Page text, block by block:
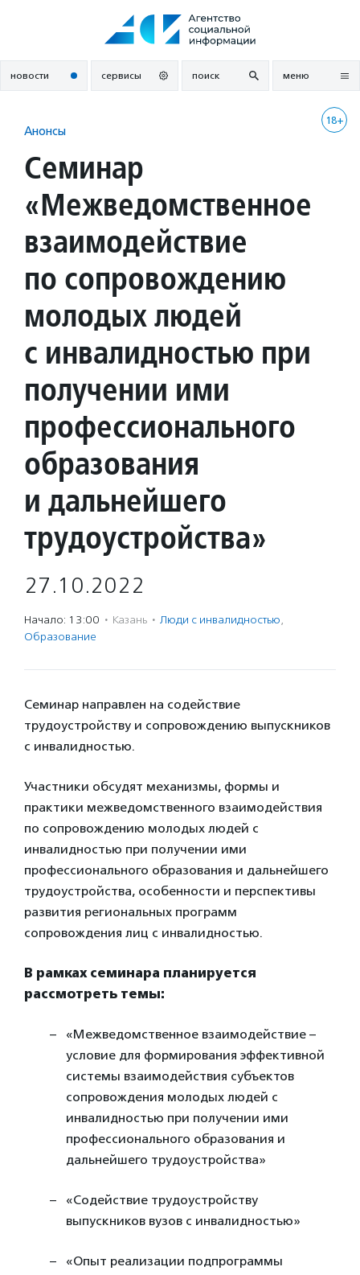
новости сервисы поиск меню
18+
Анонсы
Семинар
«Межведомственное
взаимодействие
по сопровождению
молодых людей
с инвалидностью при
получении ими
профессионального
образования
и дальнейшего
трудоустройства»
27.10.2022
Начало: 13:00 · Казань · Люди с инвалидностью,
Образование
Семинар направлен на содействие
трудоустройству и сопровождению выпускников
с инвалидностью.
Участники обсудят механизмы, формы и
практики межведомственного взаимодействия
по сопровождению молодых людей с
инвалидностью при получении ими
профессионального образования и дальнейшего
трудоустройства, особенности и перспективы
развития региональных программ
сопровождения лиц с инвалидностью.
В рамках семинара планируется
рассмотреть темы:
«Межведомственное взаимодействие –
условие для формирования эффективной
системы взаимодействия субъектов
сопровождения молодых людей с
инвалидностью при получении ими
профессионального образования и
дальнейшего трудоустройства»
«Содействие трудоустройству
выпускников вузов с инвалидностью»
«Опыт реализации подпрограммы